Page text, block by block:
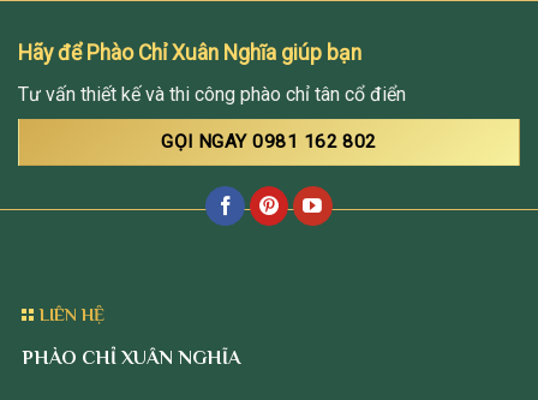
Hãy để Phào Chỉ Xuân Nghĩa giúp bạn
Tư vấn thiết kế và thi công phào chỉ tân cổ điển
GỌI NGAY 0981 162 802
LIÊN HỆ
PHÀO CHỈ XUÂN NGHĨA